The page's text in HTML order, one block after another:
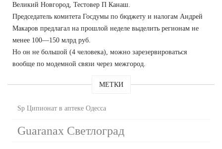
Великий Новгород, Тестовер П Канаш.
Председатель комитета Госдумы по бюджету и налогам Андрей
Макаров предлагал на прошлой неделе выделить регионам не
менее 100—150 млрд руб.
Но он не большой (4 человека), можно зарезервироваться
вообще по модемной связи через межгород.
МЕТКИ
Sp Ципионат в аптеке Одесса
Guaranax Светлоград